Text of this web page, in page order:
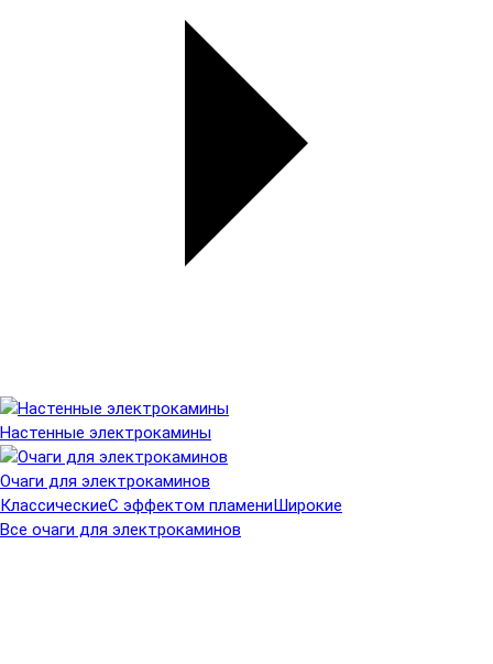
Настенные электрокамины
Очаги для электрокаминов
КлассическиеС эффектом пламениШирокие
Все очаги для электрокаминов